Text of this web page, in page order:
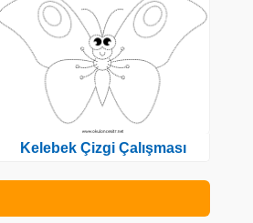
Kelebek Çizgi Çalışması